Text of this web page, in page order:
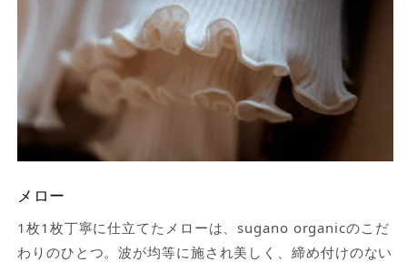
メロー
1枚1枚丁寧に仕立てたメローは、sugano organicのこだ
わりのひとつ。波が均等に施され美しく、締め付けのない